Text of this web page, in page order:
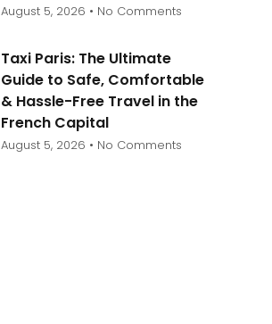
August 5, 2026 No Comments
Taxi Paris: The Ultimate
Guide to Safe, Comfortable
& Hassle-Free Travel in the
French Capital
August 5, 2026 No Comments